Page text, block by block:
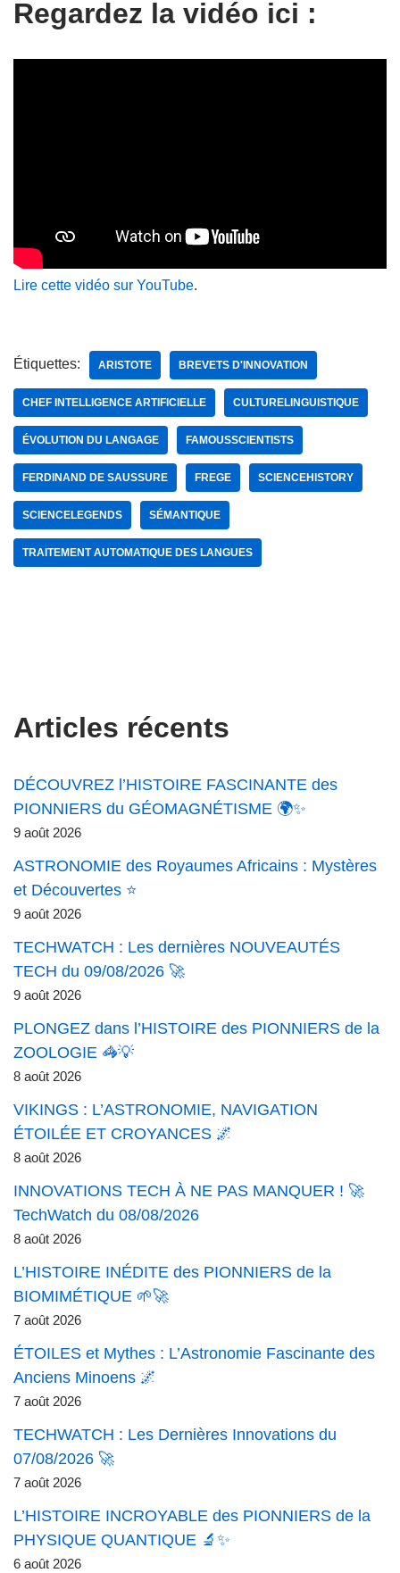
Regardez la vidéo ici :
Lire cette vidéo sur YouTube.
Étiquettes: ARISTOTE BREVETS D'INNOVATION
CHEF INTELLIGENCE ARTIFICIELLE CULTURELINGUISTIQUE
ÉVOLUTION DU LANGAGE FAMOUSSCIENTISTS
FERDINAND DE SAUSSURE FREGE SCIENCEHISTORY
SCIENCELEGENDS SÉMANTIQUE
TRAITEMENT AUTOMATIQUE DES LANGUES
Articles récents
DÉCOUVREZ l’HISTOIRE FASCINANTE des
PIONNIERS du GÉOMAGNÉTISME 🌍✨
9 août 2026
ASTRONOMIE des Royaumes Africains : Mystères
et Découvertes ⭐
9 août 2026
TECHWATCH : Les dernières NOUVEAUTÉS
TECH du 09/08/2026 🚀
9 août 2026
PLONGEZ dans l’HISTOIRE des PIONNIERS de la
ZOOLOGIE 🦓💡
8 août 2026
VIKINGS : L’ASTRONOMIE, NAVIGATION
ÉTOILÉE ET CROYANCES 🌌
8 août 2026
INNOVATIONS TECH À NE PAS MANQUER ! 🚀
TechWatch du 08/08/2026
8 août 2026
L’HISTOIRE INÉDITE des PIONNIERS de la
BIOMIMÉTIQUE 🌱🚀
7 août 2026
ÉTOILES et Mythes : L’Astronomie Fascinante des
Anciens Minoens 🌌
7 août 2026
TECHWATCH : Les Dernières Innovations du
07/08/2026 🚀
7 août 2026
L’HISTOIRE INCROYABLE des PIONNIERS de la
PHYSIQUE QUANTIQUE 🔬✨
6 août 2026